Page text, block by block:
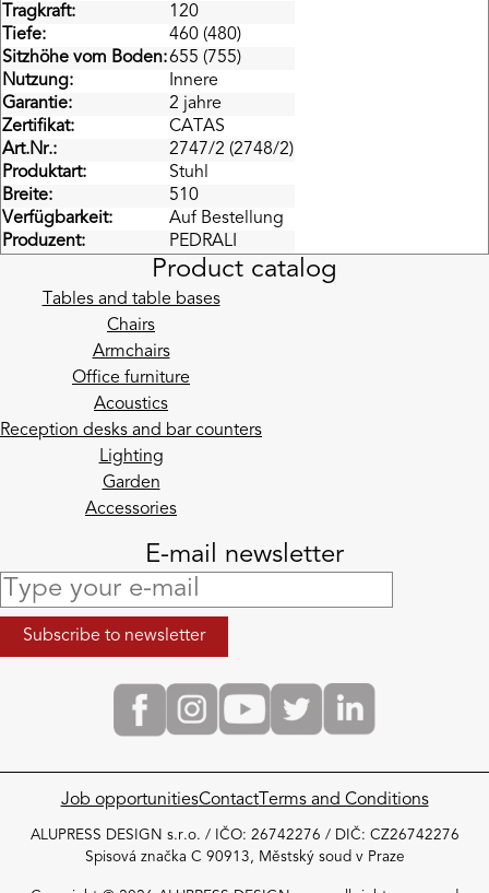
Tragkraft:
120
Tiefe:
460 (480)
Sitzhöhe vom Boden:655 (755)
Nutzung:
Innere
Garantie:
2 jahre
Zertifikat:
CATAS
Art.Nr.:
2747/2 (2748/2)
Produktart:
Stuhl
Breite:
510
Verfügbarkeit:
Auf Bestellung
Produzent:
PEDRALI
Product catalog
Tables and table bases
Chairs
Armchairs
Office furniture
Acoustics
Reception desks and bar counters
Lighting
Garden
Accessories
E-mail newsletter
Job opportunitiesContactTerms and Conditions
ALUPRESS DESIGN s.r.o. / IČO: 26742276 / DIČ: CZ26742276
Spisová značka C 90913, Městský soud v Praze